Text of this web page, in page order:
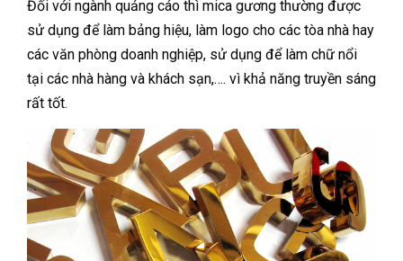
Đối với ngành quảng cáo thì mica gương thường được
sử dụng để làm bảng hiệu, làm logo cho các tòa nhà hay
các văn phòng doanh nghiệp, sử dụng để làm chữ nổi
tại các nhà hàng và khách sạn,…. vì khả năng truyền sáng
rất tốt.